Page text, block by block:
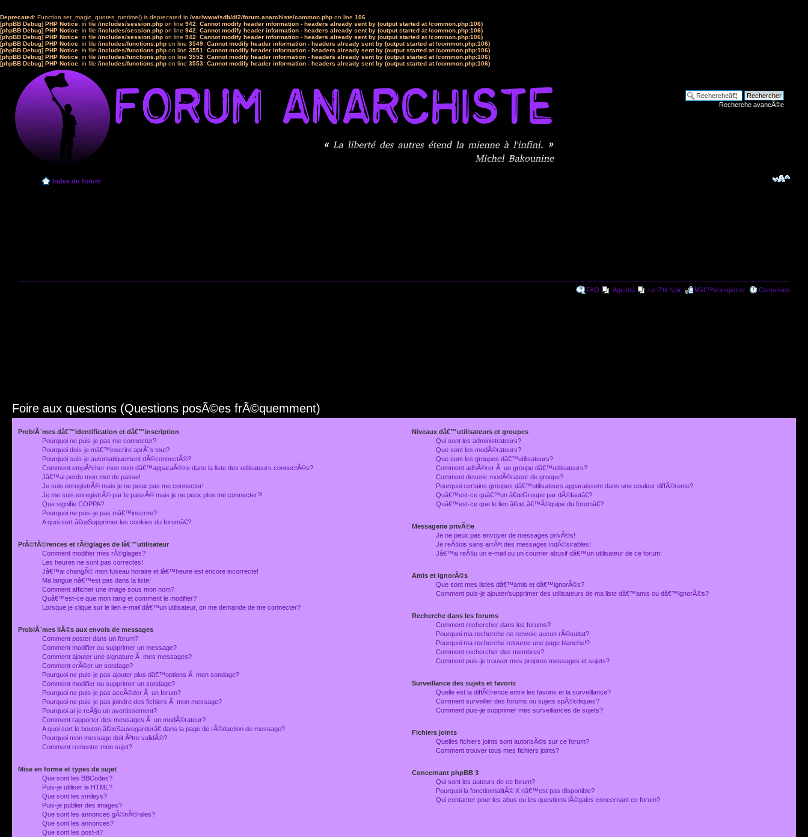
Deprecated: Function set_magic_quotes_runtime() is deprecated in /var/www/sdb/d/2/forum.anarchiste/common.php on line 106
[phpBB Debug] PHP Notice: in file /includes/session.php on line 942: Cannot modify header information - headers already sent by (output started at /common.php:106)
[phpBB Debug] PHP Notice: in file /includes/session.php on line 942: Cannot modify header information - headers already sent by (output started at /common.php:106)
[phpBB Debug] PHP Notice: in file /includes/session.php on line 942: Cannot modify header information - headers already sent by (output started at /common.php:106)
[phpBB Debug] PHP Notice: in file /includes/functions.php on line 3549: Cannot modify header information - headers already sent by (output started at /common.php:106)
[phpBB Debug] PHP Notice: in file /includes/functions.php on line 3551: Cannot modify header information - headers already sent by (output started at /common.php:106)
[phpBB Debug] PHP Notice: in file /includes/functions.php on line 3552: Cannot modify header information - headers already sent by (output started at /common.php:106)
[phpBB Debug] PHP Notice: in file /includes/functions.php on line 3553: Cannot modify header information - headers already sent by (output started at /common.php:106)
Recherche avancÃ©e
Index du forum
FAQ Agenda Le P'tit Noir Mâ€™enregistrer Connexion
Foire aux questions (Questions posÃ©es frÃ©quemment)
ProblÃ¨mes dâ€™identification et dâ€™inscription
Pourquoi ne puis-je pas me connecter?
Pourquoi dois-je mâ€™inscrire aprÃ¨s tout?
Pourquoi suis-je automatiquement dÃ©connectÃ©?
Comment empÃªcher mon nom dâ€™apparaÃ®tre dans la liste des utilisateurs connectÃ©s?
Jâ€™ai perdu mon mot de passe!
Je suis enregistrÃ© mais je ne peux pas me connecter!
Je me suis enregistrÃ© par le passÃ© mais je ne peux plus me connecter?!
Que signifie COPPA?
Pourquoi ne puis-je pas mâ€™inscrire?
A quoi sert â€œSupprimer les cookies du forumâ€?
PrÃ©fÃ©rences et rÃ©glages de lâ€™utilisateur
Comment modifier mes rÃ©glages?
Les heures ne sont pas correctes!
Jâ€™ai changÃ© mon fuseau horaire et lâ€™heure est encore incorrecte!
Ma langue nâ€™est pas dans la liste!
Comment afficher une image sous mon nom?
Quâ€™est-ce que mon rang et comment le modifier?
Lorsque je clique sur le lien e-maildâ€™un utilisateur, on me demande de me connecter?
ProblÃ¨mes liÃ©s aux envois de messages
Comment poster dans un forum?
Comment modifier ou supprimer un message?
Comment ajouter une signature Ã mes messages?
Comment crÃ©er un sondage?
Pourquoi ne puis-je pas ajouter plus dâ€™options Ã mon sondage?
Comment modifier ou supprimer un sondage?
Pourquoi ne puis-je pas accÃ©der Ã un forum?
Pourquoi ne puis-je pas joindre des fichiers Ã mon message?
Pourquoi ai-je reÃ§u un avertissement?
Comment rapporter des messages Ã un modÃ©rateur?
A quoi sert le bouton â€œSauvegarderâ€ dans la page de rÃ©daction de message?
Pourquoi mon message doit Ãªtre validÃ©?
Comment remonter mon sujet?
Mise en forme et types de sujet
Que sont les BBCodes?
Puis-je utiliser le HTML?
Que sont les smileys?
Puis-je publier des images?
Que sont les annonces gÃ©nÃ©rales?
Que sont les annonces?
Que sont les post-it?
Niveaux dâ€™utilisateurs et groupes
Qui sont les administrateurs?
Que sont les modÃ©rateurs?
Que sont les groupes dâ€™utilisateurs?
Comment adhÃ©rer Ã un groupe dâ€™utilisateurs?
Comment devenir modÃ©rateur de groupe?
Pourquoi certains groupes dâ€™utilisateurs apparaissent dans une couleur diffÃ©rente?
Quâ€™est-ce quâ€™un â€œGroupe par dÃ©fautâ€?
Quâ€™est-ce que le lien â€œLâ€™Ã©quipe du forumâ€?
Messagerie privÃ©e
Je ne peux pas envoyer de messages privÃ©s!
Je reÃ§ois sans arrÃªt des messages indÃ©sirables!
Jâ€™ai reÃ§u un e-mail ou un courrier abusif dâ€™un utilisateur de ce forum!
Amis et ignorÃ©s
Que sont mes listes dâ€™amis et dâ€™ignorÃ©s?
Comment puis-je ajouter/supprimer des utilisateurs de ma liste dâ€™amis ou dâ€™ignorÃ©s?
Recherche dans les forums
Comment rechercher dans les forums?
Pourquoi ma recherche ne renvoie aucun rÃ©sultat?
Pourquoi ma recherche retourne une page blanche!?
Comment rechercher des membres?
Comment puis-je trouver mes propres messages et sujets?
Surveillance des sujets et favoris
Quelle est la diffÃ©rence entre les favoris et la surveillance?
Comment surveiller des forums ou sujets spÃ©cifiques?
Comment puis-je supprimer mes surveillances de sujets?
Fichiers joints
Quelles fichiers joints sont autorisÃ©s sur ce forum?
Comment trouver tous mes fichiers joints?
Concernant phpBB 3
Qui sont les auteurs de ce forum?
Pourquoi la fonctionnalitÃ© X nâ€™est pas disponible?
Qui contacter pour les abus ou les questions lÃ©gales concernant ce forum?